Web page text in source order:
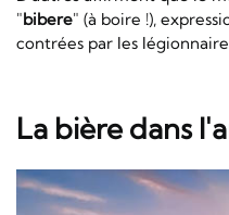
"bibere" (à boire !),
contrées par les
La bière dans